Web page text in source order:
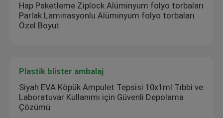
Hap Paketleme Ziplock Alüminyum folyo torbaları
Parlak Laminasyonlu Alüminyum folyo torbaları
Özel Boyut
Plastik blister ambalaj
Siyah EVA Köpük Ampulet Tepsisi 10x1ml Tıbbi ve
Laboratuvar Kullanımı için Güvenli Depolama
Çözümü